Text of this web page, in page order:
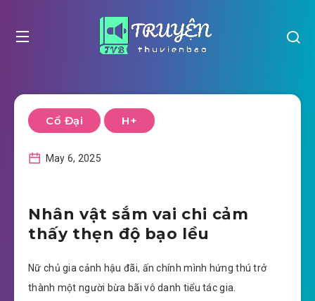
Cổ Đại H+
May 6, 2025
Nhân vật sắm vai chi cảm
thấy thẹn độ bạo lều
Nữ chủ gia cảnh hậu đãi, ấn chính mình hứng thú trở
thành một người bừa bãi vô danh tiểu tác gia.